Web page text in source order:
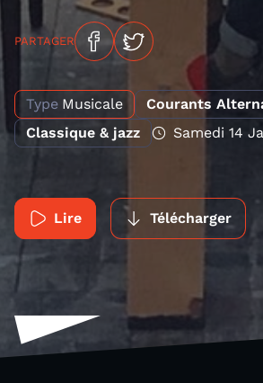
PARTAGER
Type Musicale
Courants
Classique & jazz
Samedi 14
Lire Télécharger